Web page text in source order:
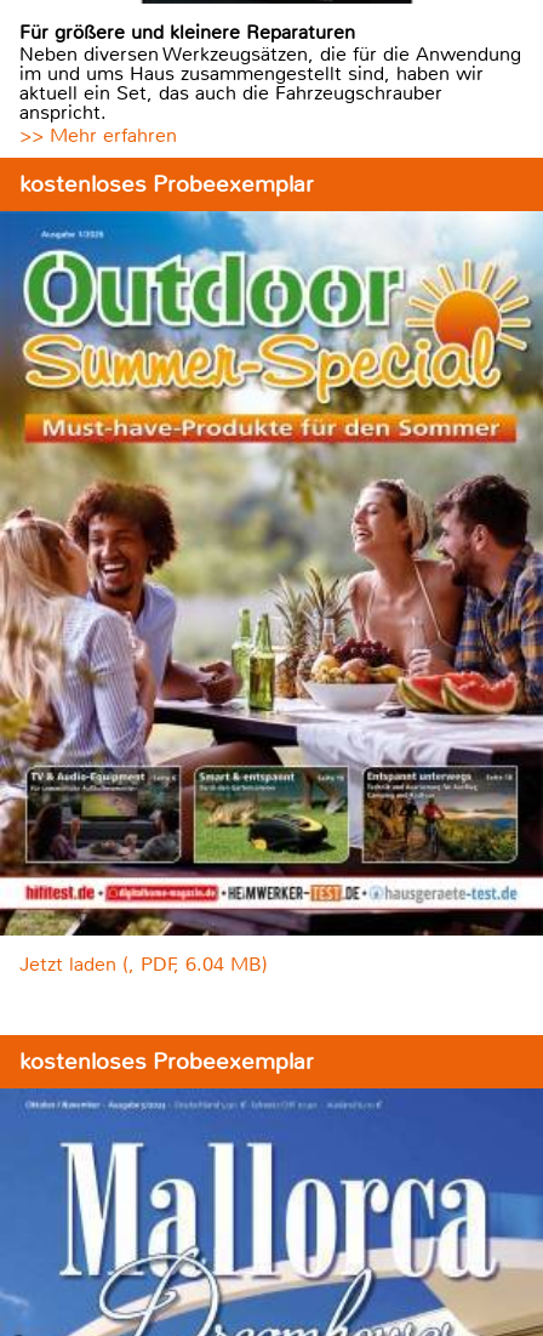
Für größere und kleinere Reparaturen
Neben diversen Werkzeugsätzen, die für die Anwendung
im und ums Haus zusammengestellt sind, haben wir
aktuell ein Set, das auch die Fahrzeugschrauber
anspricht.
>> Mehr erfahren
kostenloses Probeexemplar
Jetzt laden (, PDF, 6.04 MB)
kostenloses Probeexemplar